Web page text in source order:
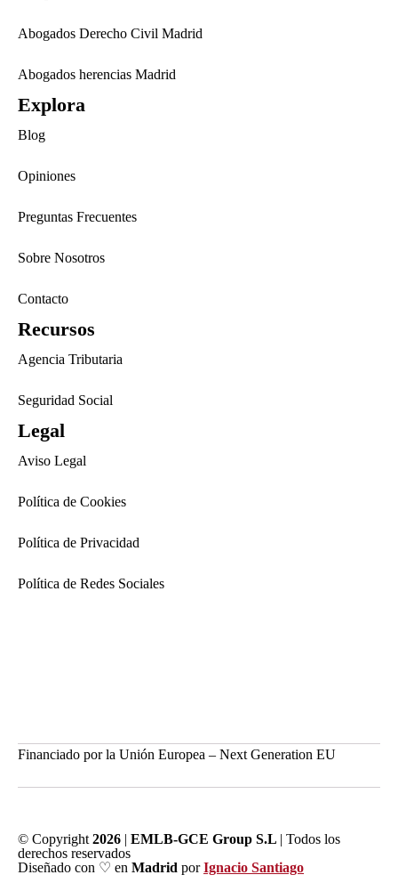
Abogados Derecho Civil Madrid
Abogados herencias Madrid
Explora
Blog
Opiniones
Preguntas Frecuentes
Sobre Nosotros
Contacto
Recursos
Agencia Tributaria
Seguridad Social
Legal
Aviso Legal
Política de Cookies
Política de Privacidad
Política de Redes Sociales
Financiado por la Unión Europea – Next Generation EU
© Copyright2026 | EMLB-GCE Group S.L | Todos los
derechos reservados
Diseñado con ♡ en Madrid porIgnacio Santiago